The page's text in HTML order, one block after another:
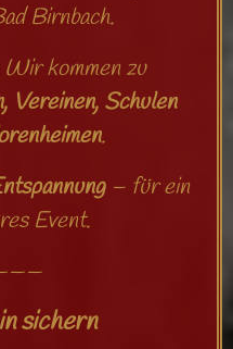
Birnbach.
kommen zu
Vereinen, Schulen
.
– für ein
Event.
sichern